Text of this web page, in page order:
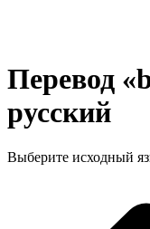
Перевод
русский
Выберите исходный